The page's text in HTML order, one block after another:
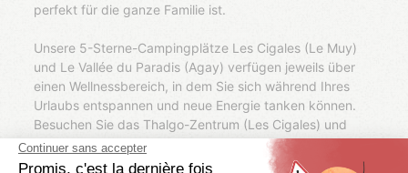
perfekt für die ganze Familie ist.
Unsere 5-Sterne-Campingplätze Les Cigales (Le Muy)
und Le Vallée du Paradis (Agay) verfügen jeweils über
einen Wellnessbereich, in dem Sie sich während Ihres
Urlaubs entspannen und neue Energie tanken können.
Besuchen Sie das Thalgo-Zentrum (Les Cigales) und
lassen Sie sich im Whirlpool, Dampfbad und in der Sauna
verwöhnen. Lassen Sie die Massagedüsen Ihre